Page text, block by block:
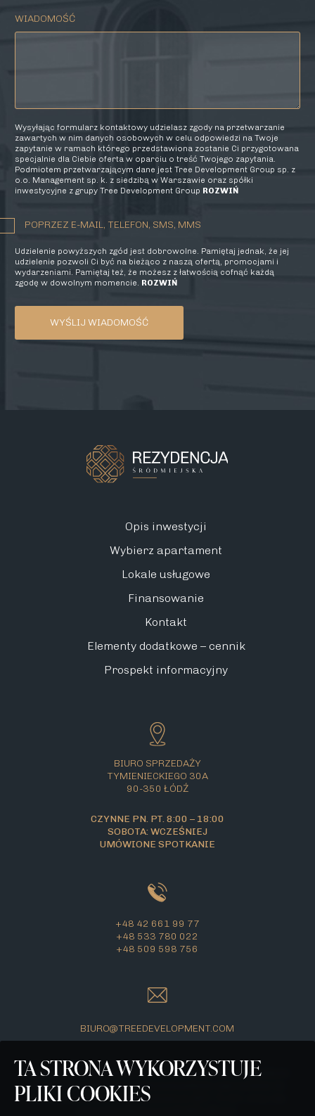
WIADOMOŚĆ
Wysyłając formularz kontaktowy udzielasz zgody na przetwarzanie
zawartych w nim danych osobowych w celu odpowiedzi na Twoje
zapytanie w ramach którego przedstawiona zostanie Ci przygotowana
specjalnie dla Ciebie oferta w oparciu o treść Twojego zapytania.
Podmiotem przetwarzającym dane jest Tree Development Group sp. z
o.o. Management sp. k. z siedzibą w Warszawie oraz spółki
inwestycyjne z grupy Tree Development Group ROZWIŃ
POPRZEZ E-MAIL, TELEFON, SMS, MMS
Udzielenie powyższych zgód jest dobrowolne. Pamiętaj jednak, że jej
udzielenie pozwoli Ci być na bieżąco z naszą ofertą, promocjami i
wydarzeniami. Pamiętaj też, że możesz z łatwością cofnąć każdą
zgodę w dowolnym momencie. ROZWIŃ
Opis inwestycji
Wybierz apartament
Lokale usługowe
Finansowanie
Kontakt
Elementy dodatkowe – cennik
Prospekt informacyjny
BIURO SPRZEDAŻY
TYMIENIECKIEGO 30A
90-350 ŁÓDŹ
CZYNNE PN. PT. 8:00 – 18:00
SOBOTA: WCZEŚNIEJ
UMÓWIONE SPOTKANIE
+48 42 661 99 77
+48 533 780 022
+48 509 598 756
BIURO@TREEDEVELOPMENT.COM
Wszelkie prezentowane na stronie materiały mają jedynie
charakter poglądowy i stanowią jedynie zaproszenie do
zawarcia umowy, o której mowa w ART. 71 K.C. oraz nie
TA STRONA WYKORZYSTUJE
PLIKI COOKIES